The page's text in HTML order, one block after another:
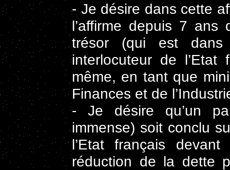
- Je désire dans cette
l’affirme depuis 7 ans
trésor (qui est
interlocuteur de l’Etat
même, en tant que
Finances et de
- Je désire qu’un
immense) soit conclu
l’Etat français
réduction de la dette